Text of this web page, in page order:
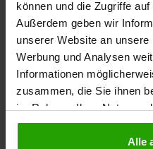
können und die Zugriffe
Außerdem geben wir
unserer Website an
Werbung und Analysen
Informationen
zusammen, die Sie ihnen
im Rahmen Ihrer Nutzung
Alle
Jaqueline Gräbert ist
Krankenpflegerin sowie